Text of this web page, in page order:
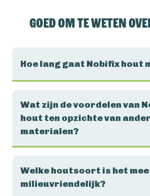
Goed om te weten
Hoe lang gaat Nobifix hout
Wat zijn de voordelen van
hout ten opzichte van
materialen?
Welke houtsoort is het
milieuvriendelijk?